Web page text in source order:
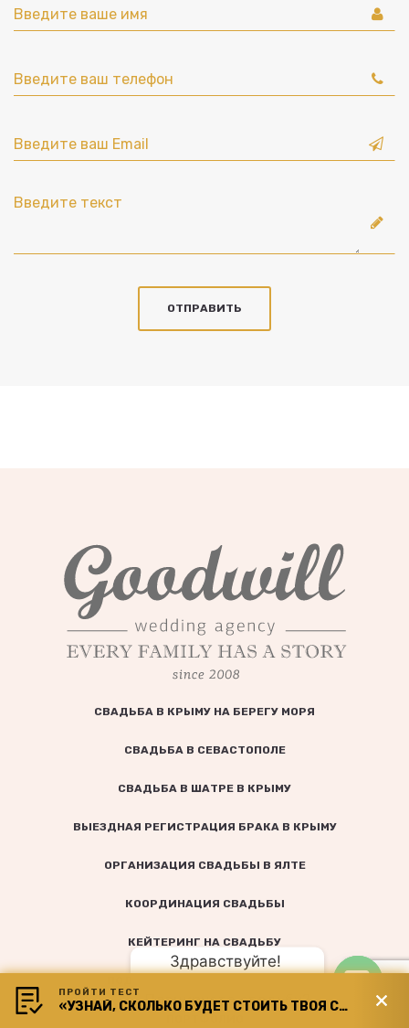
СВАДЬБА В КРЫМУ НА БЕРЕГУ МОРЯ
СВАДЬБА В СЕВАСТОПОЛЕ
СВАДЬБА В ШАТРЕ В КРЫМУ
ВЫЕЗДНАЯ РЕГИСТРАЦИЯ БРАКА В КРЫМУ
ОРГАНИЗАЦИЯ СВАДЬБЫ В ЯЛТЕ
КООРДИНАЦИЯ СВАДЬБЫ
КЕЙТЕРИНГ НА СВАДЬБУ
Здравствуйте!
Планируете свадьбу?
ПРОЙТИ ТЕСТ
«УЗНАЙ, СКОЛЬКО БУДЕТ СТОИТЬ ТВОЯ СВАДЬБА»